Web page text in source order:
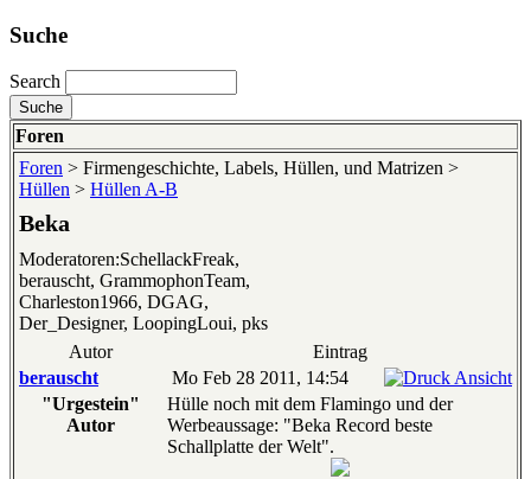
Suche
Search
Foren
Foren > Firmengeschichte, Labels, Hüllen, und Matrizen >
Hüllen > Hüllen A-B
Beka
Moderatoren:SchellackFreak,
berauscht, GrammophonTeam,
Charleston1966, DGAG,
Der_Designer, LoopingLoui, pks
Autor
Eintrag
berauscht
Mo Feb 28 2011, 14:54
"Urgestein"
Autor
Hülle noch mit dem Flamingo und der
Werbeaussage: "Beka Record beste
Schallplatte der Welt".